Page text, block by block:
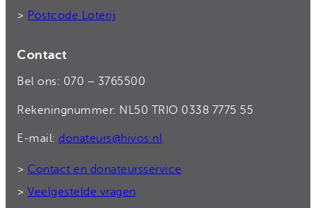
> Postcode Loterij
Contact
Bel ons: 070 – 3765500
Rekeningnummer: NL50 TRIO 0338 7775 55
E-mail: donateurs@hivos.nl
> Contact en donateursservice
> Veelgestelde vragen